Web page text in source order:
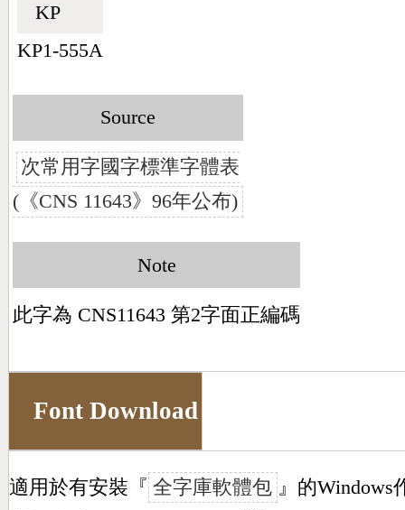
KP🇰🇵
KP1-555A
Source
次常用字國字標準字體表
(《CNS 11643》96年公布)
Note
此字為 CNS11643 第2字面正編碼
Font Download
適用於有安裝『 全字庫軟體包 』的Windows